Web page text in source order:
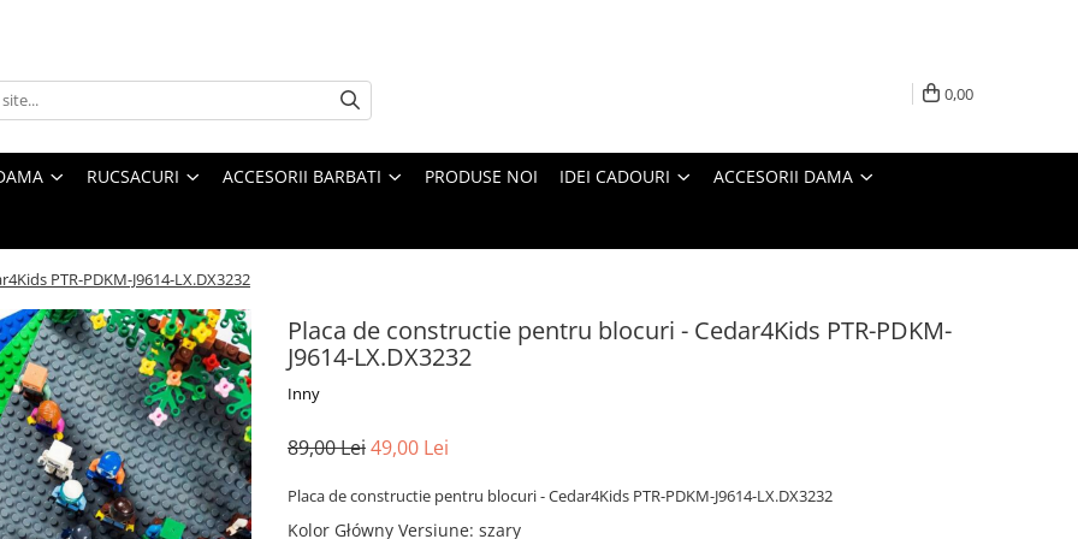
0,00
RUCSACURI ACCESORII BARBATI PRODUSE NOI IDEI CADOURI ACCESORII DAMA
PTR-PDKM-J9614-LX.DX3232
Placa de constructie pentru blocuri - Cedar4Kids PTR-PDKM-
J9614-LX.DX3232
Inny
89,00 Lei49,00 Lei
Placa de constructie pentru blocuri - Cedar4Kids PTR-PDKM-J9614-LX.DX3232
Kolor Główny Versiune: szary